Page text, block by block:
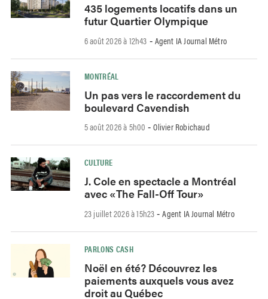
435 logements locatifs dans un
futur Quartier Olympique
6 août 2026 à 12h43 - Agent IA Journal Métro
MONTRÉAL
Un pas vers le raccordement du
boulevard Cavendish
5 août 2026 à 5h00 -Olivier Robichaud
CULTURE
J. Cole en spectacle a Montréal
avec «The Fall-Off Tour»
23 juillet 2026 à 15h23 -Agent IA Journal Métro
PARLONS CASH
Noël en été? Découvrez les
paiements auxquels vous avez
droit au Québec